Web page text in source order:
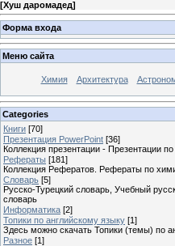
[Хуш даромадед]
Форма входа
Меню сайта
Химия Архитектура
Categories
Книги [70]
Презентация PowerPoint [36]
Коллекция презентации - Презентации
Рефераты [181]
Коллекция Рефератов. Рефераты по
Словарь [5]
Русско-Турецкий словарь, Учебный
словарь
Информатика [2]
Топики по английскому языку [1]
Здесь можно скачать Топики (темы) по
Разное [1]